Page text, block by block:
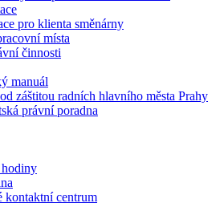
pro klienta směnárny
místa
činnosti
manuál
záštitou radních hlavního města Prahy
právní poradna
kontaktní centrum